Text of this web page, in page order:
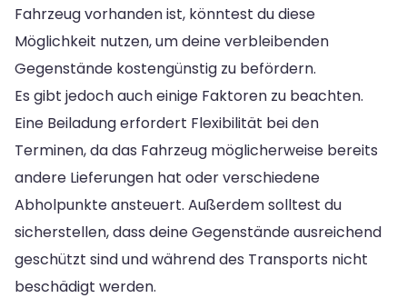
Fahrzeug vorhanden ist, könntest du diese
Möglichkeit nutzen, um deine verbleibenden
Gegenstände kostengünstig zu befördern.
Es gibt jedoch auch einige Faktoren zu beachten.
Eine Beiladung erfordert Flexibilität bei den
Terminen, da das Fahrzeug möglicherweise bereits
andere Lieferungen hat oder verschiedene
Abholpunkte ansteuert. Außerdem solltest du
sicherstellen, dass deine Gegenstände ausreichend
geschützt sind und während des Transports nicht
beschädigt werden.